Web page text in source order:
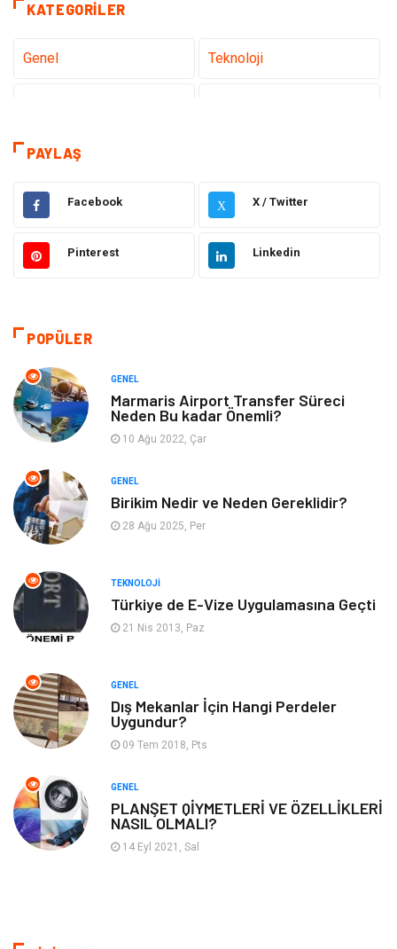
KATEGORILER
Genel Teknoloji
Eğitim
Makine Elektronik
Gıda Otomotiv
Emlak
Bilgisayar & Yazılım
Mobilya Seo Teknikleri
Tatil
Webmaster Araçları
Görsel
Hediyelik Eşya Kültür
Anahtar Kelime Penguen
Hosting
Google Sıralama
PAYLAŞ
Facebook X X / Twitter
Pinterest Linkedin
POPÜLER
GENEL
Marmaris Airport Transfer Süreci
Neden Bu kadar Önemli?
10 Ağu 2022, Çar
GENEL
Birikim Nedir ve Neden Gereklidir?
28 Ağu 2025, Per
TEKNOLOJI
Türkiye de E-Vize Uygulamasına Geçti
21 Nis 2013, Paz
GENEL
Dış Mekanlar İçin Hangi Perdeler
Uygundur?
09 Tem 2018, Pts
GENEL
PLANŞET QİYMETLERİ VE ÖZELLİKLERİ
NASIL OLMALI?
14 Eyl 2021, Sal